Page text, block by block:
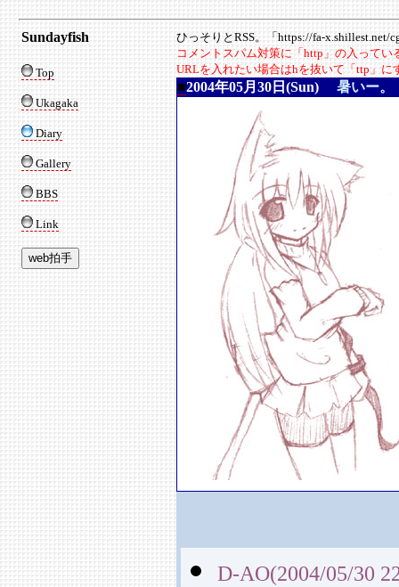
Sundayfish
Top
Ukagaka
Diary
Gallery
BBS
Link
ひっそりとRSS。「https://fa-x.shillest.net/
コメントスパム対策に「http」の入って
URLを入れたい場合はhを抜いて「ttp」に
■2004年05月30日(Sun) 暑いー。
D-AO(2004/05/30